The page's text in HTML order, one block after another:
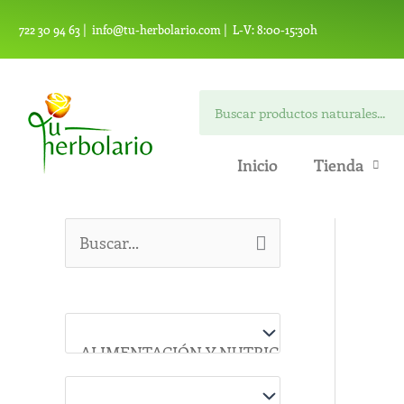
contenido
722 30 94 63 | info@tu-herbolario.com | L-V: 8:00-15:30h
Inicio Tienda
s
a